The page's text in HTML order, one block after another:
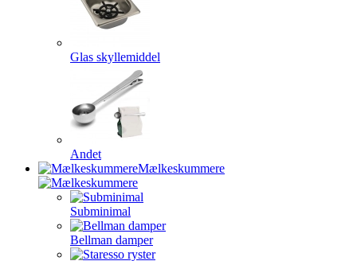
Glas skyllemiddel
Andet
Mælkeskummere
Subminimal
Bellman damper